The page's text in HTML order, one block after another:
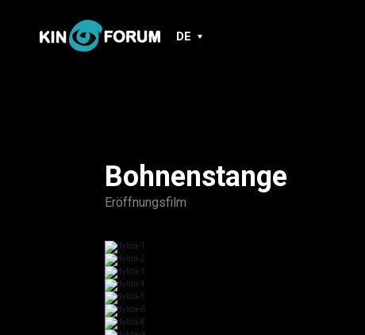
DE
Bohnenstange
Eröffnungsfilm